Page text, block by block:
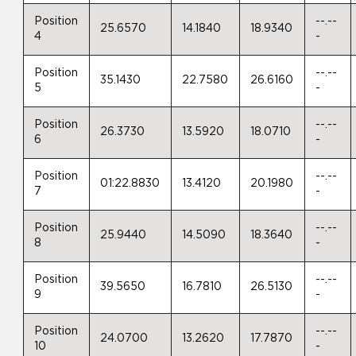
Position
4
25.6570 14.1840 18.9340
--.--
-
Position
5
35.1430 22.7580 26.6160
--.--
-
Position
6
26.3730 13.5920 18.0710
--.--
-
Position
7
01:22.8830 13.4120 20.1980
--.--
-
Position
8
25.9440 14.5090 18.3640
--.--
-
Position
9
39.5650 16.7810 26.5130
--.--
-
Position
10
24.0700 13.2620 17.7870
--.--
-